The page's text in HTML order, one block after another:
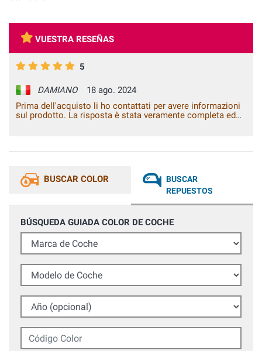
VUESTRA RESEÑAS
5
DAMIANO
18 ago. 2024
Prima dell'acquisto li ho contattati per avere informazioni
sul prodotto. La risposta è stata veramente completa ed
BUSCAR COLOR
BUSCAR
REPUESTOS
BÚSQUEDA GUIADA COLOR DE COCHE
Marca de Coche
Modelo de Coche
Año (opcional)
Código Color